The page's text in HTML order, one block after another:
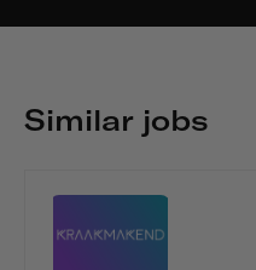
Similar jobs